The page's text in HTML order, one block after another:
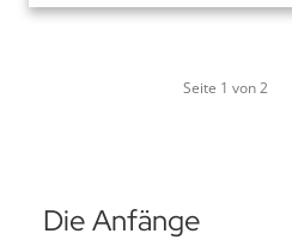
Seite 1 von 2
Die Anfänge